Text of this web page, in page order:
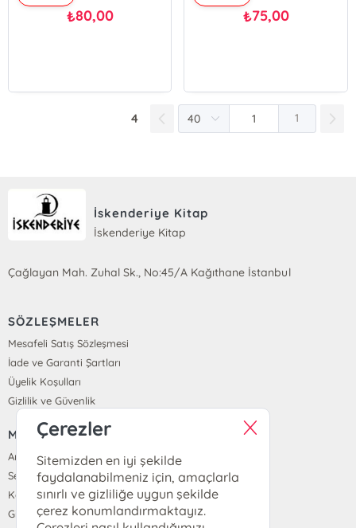
₺80,00 ₺75,00
4 1
İskenderiye Kitap
İskenderiye Kitap
Çağlayan Mah. Zuhal Sk., No:45/A Kağıthane İstanbul
SÖZLEŞMELER
Mesafeli Satış Sözleşmesi
İade ve Garanti Şartları
Üyelik Koşulları
Gizlilik ve Güvenlik
MENÜ
Anasayfa
Sepetim
Kayıt Ol
Giriş Yap
Çerezler
Sitemizden en iyi şekilde
faydalanabilmeniz için, amaçlarla
sınırlı ve gizliliğe uygun şekilde
çerez konumlandırmaktayız.